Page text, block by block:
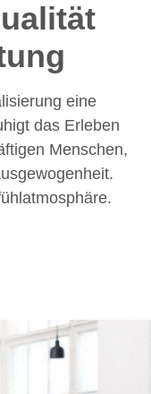
eine
das Erleben
Menschen,